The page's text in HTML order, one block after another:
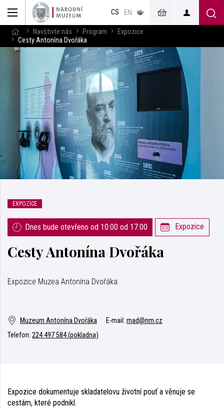
CS EN
v českém
jazyce
Navštivte nás Program
Expozice
Cesty Antonína Dvořáka
EXPOZICE
Dnes bude otevřeno od 10:00 od 17:00 Expozice
Cesty Antonína Dvořáka
Expozice Muzea Antonína Dvořáka
Muzeum Antonína Dvořáka E-mail: mad@nm.cz
Telefon: 224 497 584 (pokladna)
Expozice dokumentuje skladatelovu životní pouť a věnuje se
cestám, které podnikl.